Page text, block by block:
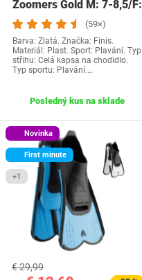
Zoomers Gold M: 7-8,5/F:
8-9,5…
(59×)
Barva: Zlatá. Značka: Finis.
Materiál: Plast. Sport: Plavání. Typ
střihu: Celá kapsa na chodidlo.
Typ sportu: Plavání.…
Posledný kus na sklade
Novinka
First minute
+1
€ 29,99